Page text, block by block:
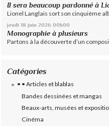
Il sera beaucoup pardonné à
Lionel Langlais sort son cinquième
jeudi 18 juin 2026 00h00
Monographie à plusieurs
Partons à la découverte d’un
Catégories
• • Articles et blablas
Bandes dessinées et mangas
Beaux-arts, musées et
Cinéma